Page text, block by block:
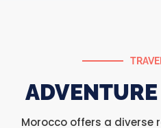
Morocco offers a diverse